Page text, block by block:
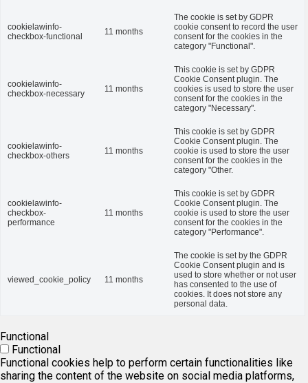
cookielawinfo-
checkbox-functional
11 months
The cookie is set by GDPR
cookie consent to record the user
consent for the cookies in the
category "Functional".
cookielawinfo-
checkbox-necessary
11 months
This cookie is set by GDPR
Cookie Consent plugin. The
cookies is used to store the user
consent for the cookies in the
category "Necessary".
cookielawinfo-
checkbox-others
11 months
This cookie is set by GDPR
Cookie Consent plugin. The
cookie is used to store the user
consent for the cookies in the
category "Other.
cookielawinfo-
checkbox-
performance
11 months
This cookie is set by GDPR
Cookie Consent plugin. The
cookie is used to store the user
consent for the cookies in the
category "Performance".
viewed_cookie_policy 11 months
The cookie is set by the GDPR
Cookie Consent plugin and is
used to store whether or not user
has consented to the use of
cookies. It does not store any
personal data.
Functional
Functional
Functional cookies help to perform certain functionalities like
sharing the content of the website on social media platforms,